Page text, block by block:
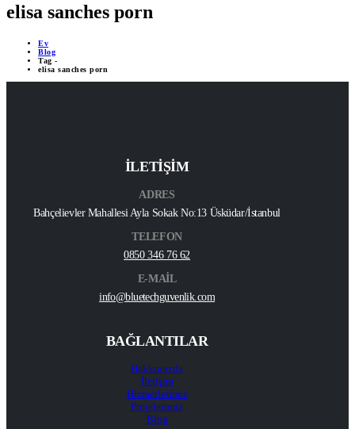
elisa sanches porn
Ev
Blog
Tag -
elisa sanches porn
İLETİŞİM
ADRES
Bahçelievler Mahallesi Ayla Sokak No:13 Üsküdar/İstanbul
TELEFON
0850 346 76 62
E-MAİL
info@bluetechguvenlik.com
BAĞLANTILAR
Hakkımızda
İletişim
Hizmetlerimiz
Projelerimiz
Blog